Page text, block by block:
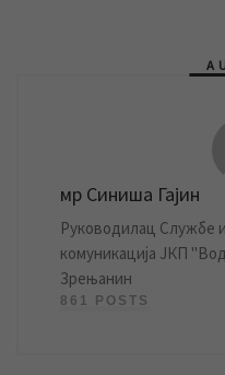
мр Синиша Гајин
Руководилац Службе
комуникација ЈКП
Зрењанин
861 POSTS